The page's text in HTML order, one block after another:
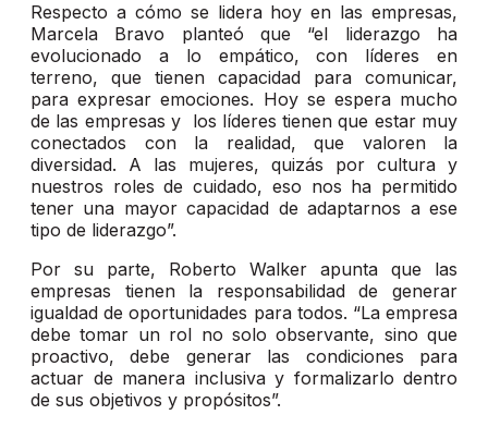
Respecto a cómo se lidera hoy en las empresas,
Marcela Bravo planteó que “el liderazgo ha
evolucionado a lo empático, con líderes en
terreno, que tienen capacidad para comunicar,
para expresar emociones. Hoy se espera mucho
de las empresas y los líderes tienen que estar muy
conectados con la realidad, que valoren la
diversidad. A las mujeres, quizás por cultura y
nuestros roles de cuidado, eso nos ha permitido
tener una mayor capacidad de adaptarnos a ese
tipo de liderazgo”.
Por su parte, Roberto Walker apunta que las
empresas tienen la responsabilidad de generar
igualdad de oportunidades para todos. “La empresa
debe tomar un rol no solo observante, sino que
proactivo, debe generar las condiciones para
actuar de manera inclusiva y formalizarlo dentro
de sus objetivos y propósitos”.